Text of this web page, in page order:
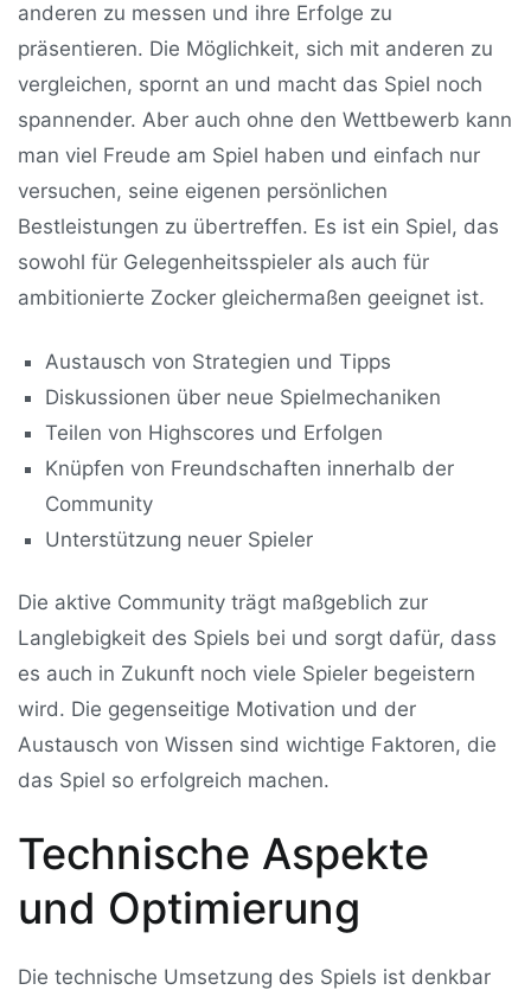
anderen zu messen und ihre Erfolge zu
präsentieren. Die Möglichkeit, sich mit anderen zu
vergleichen, spornt an und macht das Spiel noch
spannender. Aber auch ohne den Wettbewerb kann
man viel Freude am Spiel haben und einfach nur
versuchen, seine eigenen persönlichen
Bestleistungen zu übertreffen. Es ist ein Spiel, das
sowohl für Gelegenheitsspieler als auch für
ambitionierte Zocker gleichermaßen geeignet ist.
Austausch von Strategien und Tipps
Diskussionen über neue Spielmechaniken
Teilen von Highscores und Erfolgen
Knüpfen von Freundschaften innerhalb der
Community
Unterstützung neuer Spieler
Die aktive Community trägt maßgeblich zur
Langlebigkeit des Spiels bei und sorgt dafür, dass
es auch in Zukunft noch viele Spieler begeistern
wird. Die gegenseitige Motivation und der
Austausch von Wissen sind wichtige Faktoren, die
das Spiel so erfolgreich machen.
Technische Aspekte
und Optimierung
Die technische Umsetzung des Spiels ist denkbar